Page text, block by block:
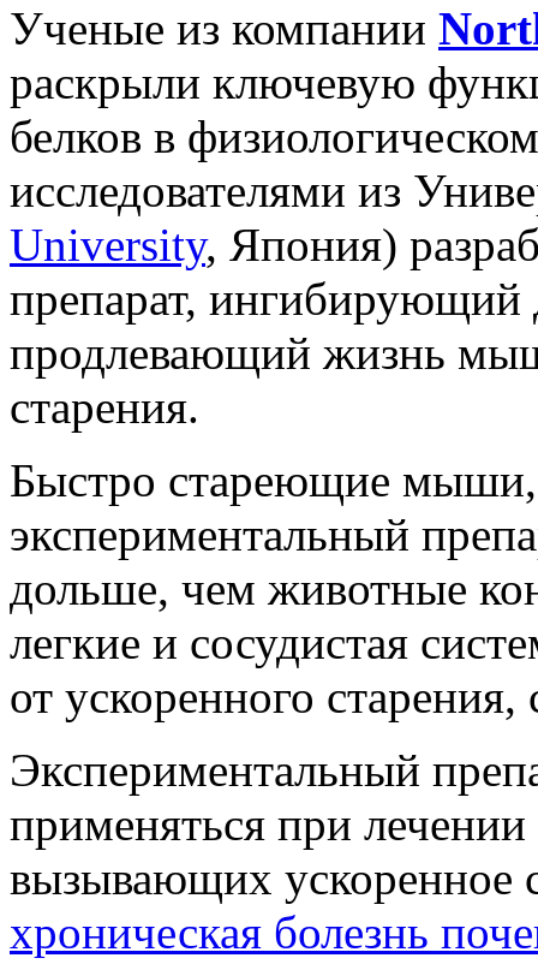
Ученые из компании
раскрыли ключевую
белков в
исследователями из
University, Япония)
препарат, ингибирующий
продлевающий жизнь
старения.
Быстро стареющие
экспериментальный
дольше, чем животные
легкие и сосудистая
от ускоренного
Экспериментальный
применяться при лечении
вызывающих ускоренное
хроническая болезнь